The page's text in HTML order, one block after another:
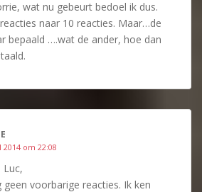
wat nu gebeurt bedoel ik dus.
naar 10 reacties. Maar…de
bepaald ….wat de ander, hoe dan
2014 om 22:08
Luc,
geen voorbarige reacties. Ik ken